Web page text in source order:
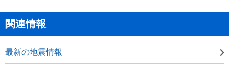
関連情報
最新の地震情報